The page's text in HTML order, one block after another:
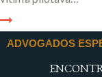
ADVOGADOS